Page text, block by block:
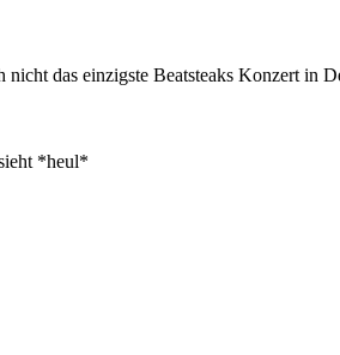
das einzigste Beatsteaks Konzert in
*heul*